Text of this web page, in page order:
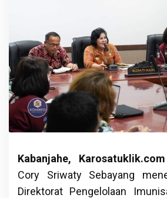
Kabanjahe, Karosatuklik.com
Cory Sriwaty Sebayang
Direktorat Pengelolaan